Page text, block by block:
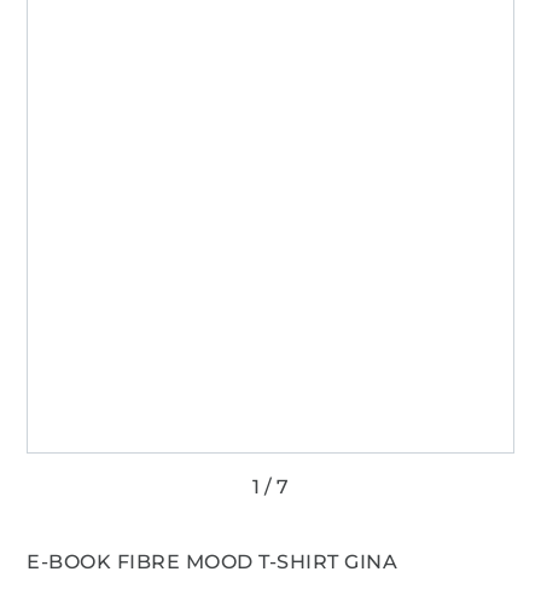
E-BOOK FIBRE MOOD T-SHIRT GINA